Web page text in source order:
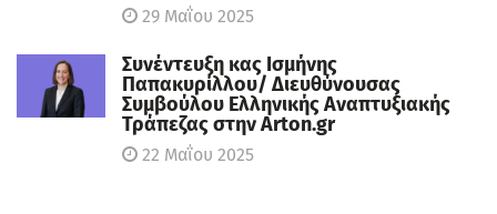
29 Μαΐου 2025
Συνέντευξη κας Ισμήνης
Παπακυρίλλου/ Διευθύνουσας
Συμβούλου Ελληνικής Αναπτυξιακής
Τράπεζας στην Arton.gr
22 Μαΐου 2025